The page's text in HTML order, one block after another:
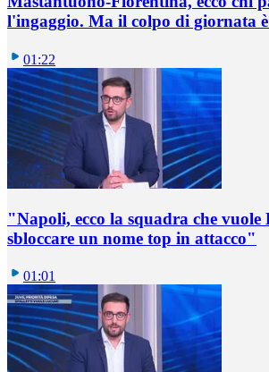
l'ingaggio. Ma il colpo di giornata
01:22
"Napoli, ecco la squadra che
sbloccare un nome top in attacco"
01:01